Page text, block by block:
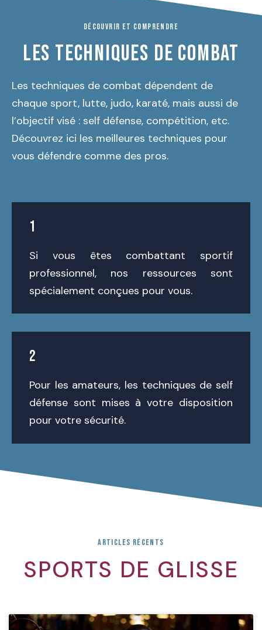
DÉCOUVRIR ET COMPRENDRE
LES TECHNIQUES DE COMBAT
Les techniques de combat dépendent de
chaque sport, lutte, judo, karaté, mais aussi de
l’objectif visé : self défense, compétition, etc.
Découvrez ici les meilleures techniques pour
vous défendre comme des pros.
1
Si vous êtes combattant sportif
professionnel, nos ressources sont
spécialement conçues pour vous.
2
Pour les amateurs, les techniques de self
défense sont mises à votre disposition
pour votre sécurité.
ARTICLES RÉCENTS
SPORTS DE GLISSE